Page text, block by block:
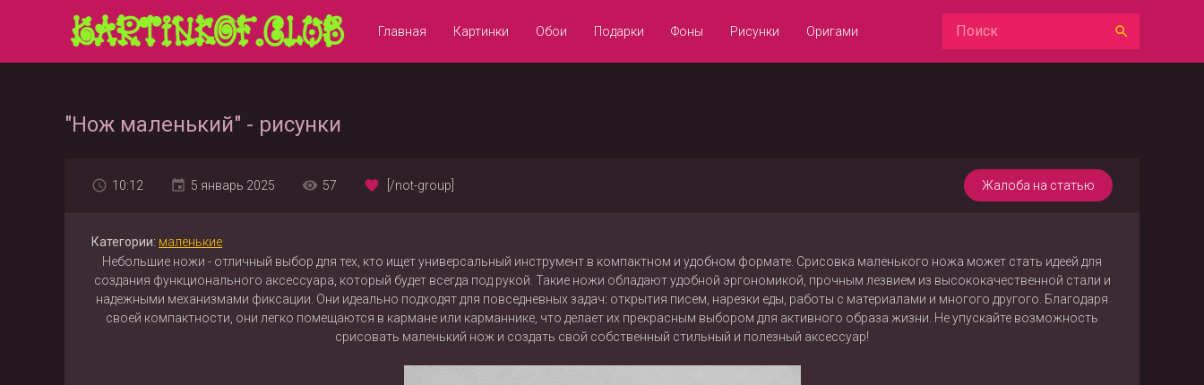
Главная Картинки Обои Подарки Фоны Рисунки Оригами
"Нож маленький" - рисунки
Жалоба на статью
10:12 5 январь 2025 57 [/not-group]
Категории: маленькие
Небольшие ножи - отличный выбор для тех, кто ищет универсальный инструмент в компактном и удобном формате. Срисовка маленького ножа может стать идеей для
создания функционального аксессуара, который будет всегда под рукой. Такие ножи обладают удобной эргономикой, прочным лезвием из высококачественной стали и
надежными механизмами фиксации. Они идеально подходят для повседневных задач: открытия писем, нарезки еды, работы с материалами и многого другого. Благодаря
своей компактности, они легко помещаются в кармане или карманнике, что делает их прекрасным выбором для активного образа жизни. Не упускайте возможность
срисовать маленький нож и создать свой собственный стильный и полезный аксессуар!